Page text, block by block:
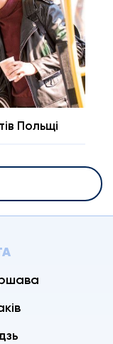
Польщі